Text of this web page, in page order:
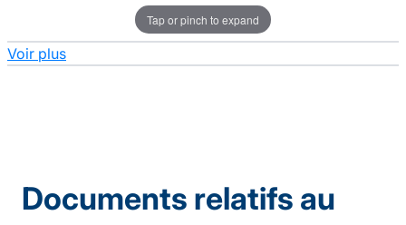
Tap or pinch to expand
Voir plus
Documents relatifs au